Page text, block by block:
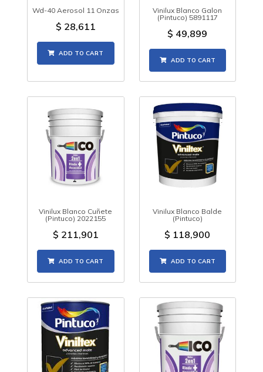
Wd-40 Aerosol 11 Onzas
$ 28,611
ADD TO CART
Vinilux Blanco Galon
(Pintuco) 5891117
$ 49,899
ADD TO CART
Vinilux Blanco Cuñete
(Pintuco) 2022155
$ 211,901
ADD TO CART
Vinilux Blanco Balde
(Pintuco)
$ 118,900
ADD TO CART